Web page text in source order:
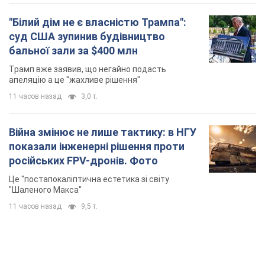
"Білий дім не є власністю Трампа":
суд США зупинив будівництво
бальної зали за $400 млн
Трамп вже заявив, що негайно подасть
апеляцію а це "жахливе рішення"
11 часов назад 3,0 т.
Війна змінює не лише тактику: в НГУ
показали інженерні рішення проти
російських FPV-дронів. Фото
Це "постапокаліптична естетика зі світу
"Шаленого Макса"
11 часов назад 9,5 т.